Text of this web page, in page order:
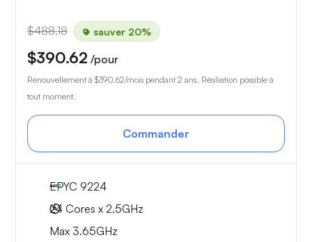
$488.18 sauver 20%
$390.62 /pour
Renouvellement à $390.62/mois pendant 2 ans. Résiliation possible à
tout moment.
Commander
EPYC 9224
24 Cores x 2.5GHz
Max 3.65GHz